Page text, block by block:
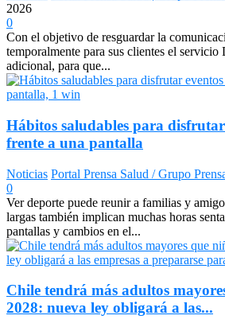
2026
0
Con el objetivo de resguardar la
temporalmente para sus clientes el
adicional, para que...
Hábitos saludables para
frente a una pantalla
Noticias Portal Prensa Salud / Grupo
0
Ver deporte puede reunir a familias y
largas también implican muchas horas
pantallas y cambios en el...
Chile tendrá más adultos
2028: nueva ley obligará a las...